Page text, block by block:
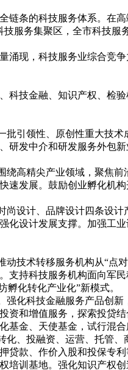
条的科技服务体系。在
服务集聚区，全市科技服
现，科技服务业综合竞
科技金融、知识产权、检
引领性、原创性重大技
发中介和研发服务外包
高精尖产业领域，聚焦前
发展。鼓励创业孵化机
设计、品牌设计四条设
设计发展支撑。加强工
技术转移服务机构从“点
持科技服务机构面向军
化转化产业化”新模式。
化科技金融服务产品创
和增值服务，探索投贷
金、天使基金，试行混合
、投融资、运营、托管
款、作价入股和投保专
训基地。强化知识产权